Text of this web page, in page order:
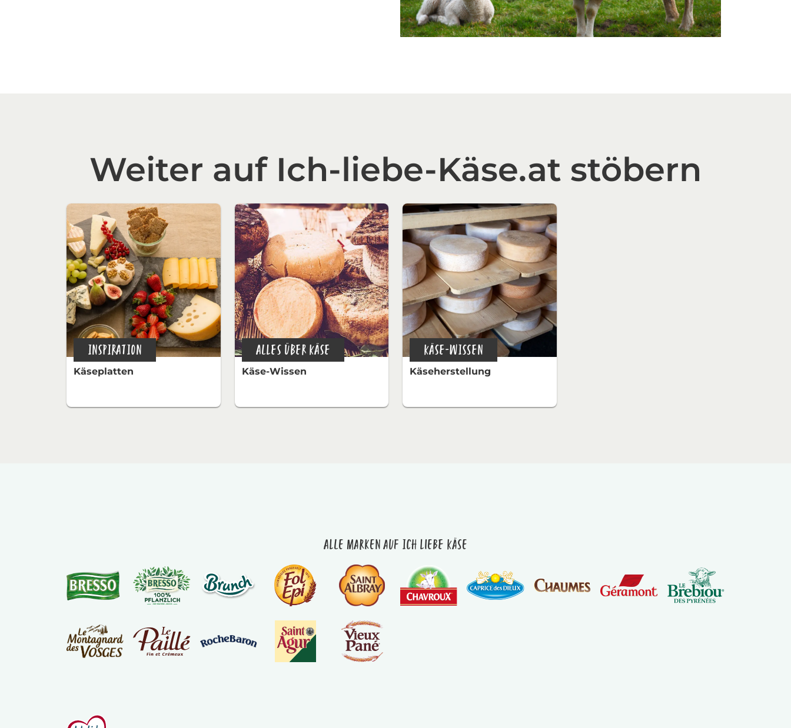
Weiter auf Ich-liebe-Käse.at stöbern
INSPIRATION
Käseplatten
ALLES ÜBER KÄSE
Käse-Wissen
KÄSE-WISSEN
Käseherstellung
Alle Marken auf Ich liebe Käse